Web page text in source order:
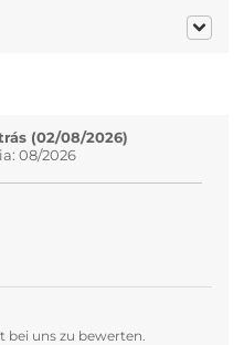
(02/08/2026)
08/2026
bei uns zu bewerten.